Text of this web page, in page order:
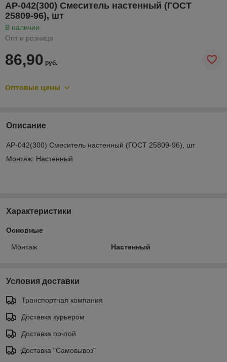
АР-042(300) Смеситель настенный (ГОСТ
25809-96), шт
В наличии
Опт и розница
86,90 руб.
Оптовые цены
Описание
АР-042(300) Смеситель настенный (ГОСТ 25809-96), шт
Монтаж: Настенный
Характеристики
Основные
Монтаж Настенный
Условия доставки
Транспортная компания
Доставка курьером
Доставка почтой
Доставка "Самовывоз"